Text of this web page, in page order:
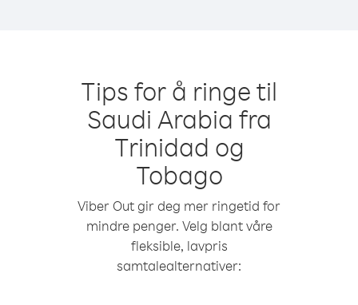
Tips for å ringe til
Saudi Arabia fra
Trinidad og
Tobago
Viber Out gir deg mer ringetid for
mindre penger. Velg blant våre
fleksible, lavpris
samtalealternativer: